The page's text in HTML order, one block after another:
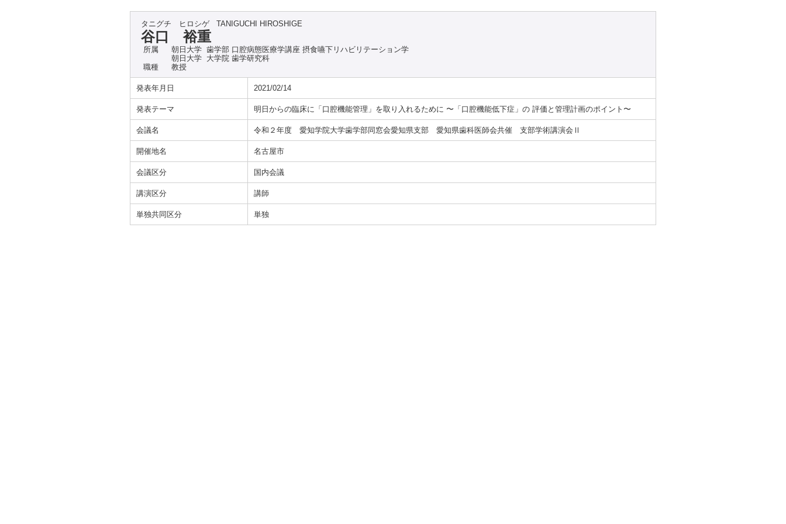
タニグチ ヒロシゲ TANIGUCHI HIROSHIGE
谷口 裕重
所属
朝日大学 歯学部 口腔病態医療学講座 摂食嚥下リハビリテーション学
朝日大学 大学院 歯学研究科
職種
教授
発表年月日 2021/02/14
発表テーマ 明日からの臨床に「口腔機能管理」を取り入れるために 〜「口腔機能低下症」の 評価と管理計画のポイント〜
会議名 令和２年度 愛知学院大学歯学部同窓会愛知県支部 愛知県歯科医師会共催 支部学術講演会Ⅱ
開催地名 名古屋市
会議区分 国内会議
講演区分 講師
単独共同区分 単独